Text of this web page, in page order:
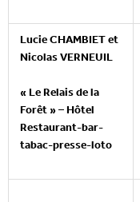
Lucie CHAMBIET et
Nicolas VERNEUIL
« Le Relais de la
Forêt » – Hôtel
Restaurant-bar-
tabac-presse-loto